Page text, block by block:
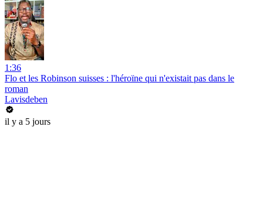
1:36
Flo et les Robinson suisses : l'héroïne qui n'existait pas dans le
roman
Lavisdeben
il y a 5 jours